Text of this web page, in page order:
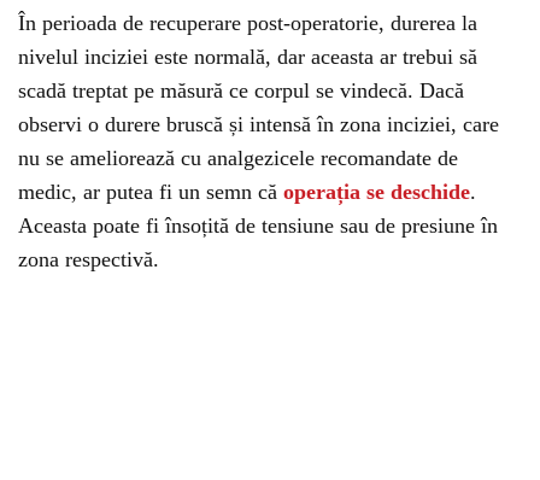
În perioada de recuperare post-operatorie, durerea la
nivelul inciziei este normală, dar aceasta ar trebui să
scadă treptat pe măsură ce corpul se vindecă. Dacă
observi o durere bruscă și intensă în zona inciziei, care
nu se ameliorează cu analgezicele recomandate de
medic, ar putea fi un semn că operația se deschide.
Aceasta poate fi însoțită de tensiune sau de presiune în
zona respectivă.